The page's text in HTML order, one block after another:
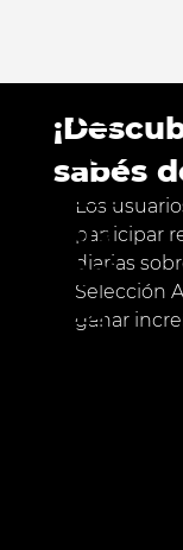
sabés
Los
participar
diarias
Selección
ganar
Nu
est
ros
tra
baj
os